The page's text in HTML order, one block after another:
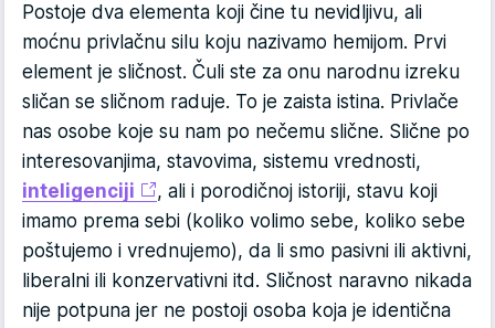
Postoje dva elementa koji čine tu nevidljivu, ali
moćnu privlačnu silu koju nazivamo hemijom. Prvi
element je sličnost. Čuli ste za onu narodnu izreku
sličan se sličnom raduje. To je zaista istina. Privlače
nas osobe koje su nam po nečemu slične. Slične po
interesovanjima, stavovima, sistemu vrednosti,
inteligenciji
, ali i porodičnoj istoriji, stavu koji
imamo prema sebi (koliko volimo sebe, koliko sebe
poštujemo i vrednujemo), da li smo pasivni ili aktivni,
liberalni ili konzervativni itd. Sličnost naravno nikada
nije potpuna jer ne postoji osoba koja je identična